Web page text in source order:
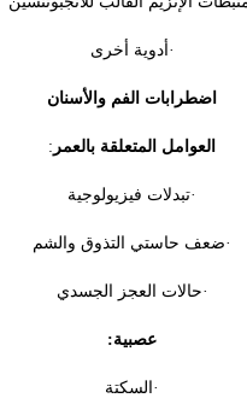
·أدوية أخرى
اضطرابات الفم والأسنان
العوامل المتعلقة بالعمر :
·تبدلات فيزيولوجية
·ضعف حاستي التذوق والشم
·حالات العجز الجسدي
عصبية:
·السكتة